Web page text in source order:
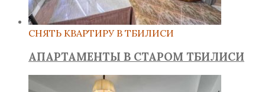
СНЯТЬ КВАРТИРУ В ТБИЛИСИ
АПАРТАМЕНТЫ В СТАРОМ ТБИЛИСИ